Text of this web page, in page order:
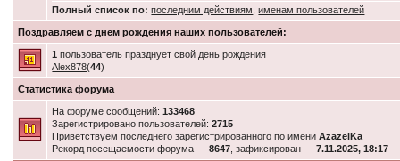
Полный список по: последним действиям ,именам пользователей
Поздравляем с днем рождения наших пользователей:
1 пользователь празднует свой день рождения
Alex878(44)
Статистика форума
На форуме сообщений:133468
Зарегистрировано пользователей:2715
Приветствуем последнего зарегистрированного по имениAzazelKa
Рекорд посещаемости форума —8647 , зафиксирован —7.11.2025, 18:17